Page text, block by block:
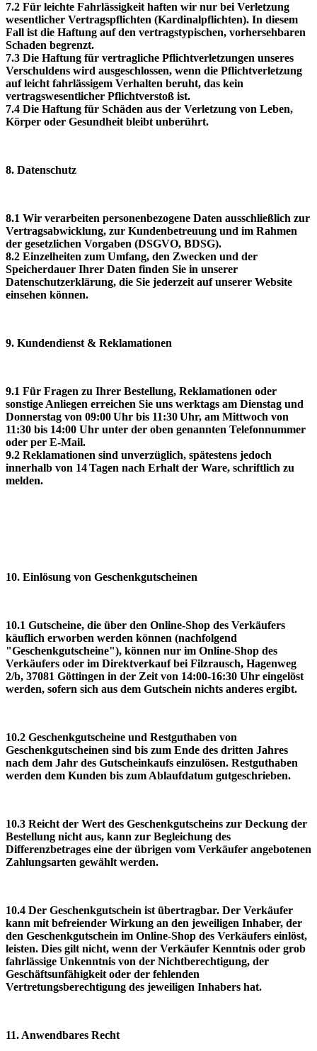
7.2 Für leichte Fahrlässigkeit haften wir nur bei Verletzung
wesentlicher Vertragspflichten (Kardinalpflichten). In diesem
Fall ist die Haftung auf den vertragstypischen, vorhersehbaren
Schaden begrenzt.
7.3 Die Haftung für vertragliche Pflichtverletzungen unseres
Verschuldens wird ausgeschlossen, wenn die Pflichtverletzung
auf leicht fahrlässigem Verhalten beruht, das kein
vertragswesentlicher Pflichtverstoß ist.
7.4 Die Haftung für Schäden aus der Verletzung von Leben,
Körper oder Gesundheit bleibt unberührt.
8. Datenschutz
8.1 Wir verarbeiten personenbezogene Daten ausschließlich zur
Vertragsabwicklung, zur Kundenbetreuung und im Rahmen
der gesetzlichen Vorgaben (DSGVO, BDSG).
8.2 Einzelheiten zum Umfang, den Zwecken und der
Speicherdauer Ihrer Daten finden Sie in unserer
Datenschutzerklärung, die Sie jederzeit auf unserer Website
einsehen können.
9. Kundendienst & Reklamationen
9.1 Für Fragen zu Ihrer Bestellung, Reklamationen oder
sonstige Anliegen erreichen Sie uns werktags am Dienstag und
Donnerstag von 09:00 Uhr bis 11:30 Uhr, am Mittwoch von
11:30 bis 14:00 Uhr unter der oben genannten Telefonnummer
oder per E‑Mail.
9.2 Reklamationen sind unverzüglich, spätestens jedoch
innerhalb von 14 Tagen nach Erhalt der Ware, schriftlich zu
melden.
10. Einlösung von Geschenkgutscheinen
10.1 Gutscheine, die über den Online-Shop des Verkäufers
käuflich erworben werden können (nachfolgend
"Geschenkgutscheine"), können nur im Online-Shop des
Verkäufers oder im Direktverkauf bei Filzrausch, Hagenweg
2/b, 37081 Göttingen in der Zeit von 14:00-16:30 Uhr eingelöst
werden, sofern sich aus dem Gutschein nichts anderes ergibt.
10.2 Geschenkgutscheine und Restguthaben von
Geschenkgutscheinen sind bis zum Ende des dritten Jahres
nach dem Jahr des Gutscheinkaufs einzulösen. Restguthaben
werden dem Kunden bis zum Ablaufdatum gutgeschrieben.
10.3 Reicht der Wert des Geschenkgutscheins zur Deckung der
Bestellung nicht aus, kann zur Begleichung des
Differenzbetrages eine der übrigen vom Verkäufer angebotenen
Zahlungsarten gewählt werden.
10.4 Der Geschenkgutschein ist übertragbar. Der Verkäufer
kann mit befreiender Wirkung an den jeweiligen Inhaber, der
den Geschenkgutschein im Online-Shop des Verkäufers einlöst,
leisten. Dies gilt nicht, wenn der Verkäufer Kenntnis oder grob
fahrlässige Unkenntnis von der Nichtberechtigung, der
Geschäftsunfähigkeit oder der fehlenden
Vertretungsberechtigung des jeweiligen Inhabers hat.
11. Anwendbares Recht